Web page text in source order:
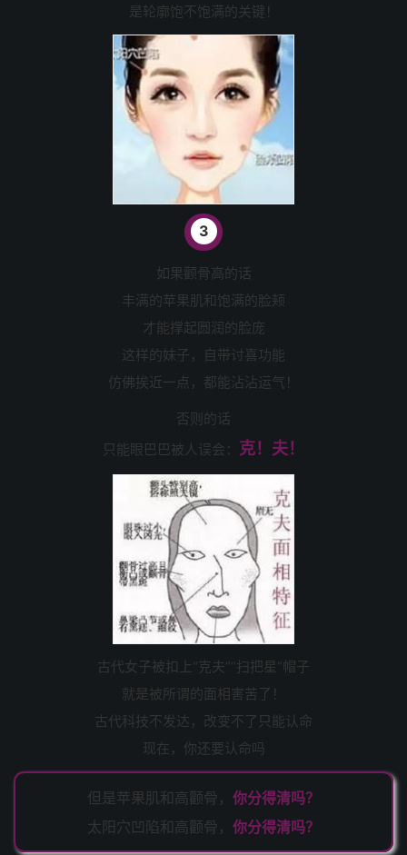
是轮廓饱不饱满的关键！
3
如果颧骨高的话
丰满的苹果肌和饱满的脸颊
才能撑起圆润的脸庞
这样的妹子，自带讨喜功能
仿佛挨近一点，都能沾沾运气！
否则的话
只能眼巴巴被人误会： 克！夫！
古代女子被扣上“克夫”“扫把星”帽子
就是被所谓的面相害苦了！
古代科技不发达，改变不了只能认命
现在，你还要认命吗
但是苹果肌和高颧骨， 你分得清吗？
太阳穴凹陷和高颧骨， 你分得清吗？